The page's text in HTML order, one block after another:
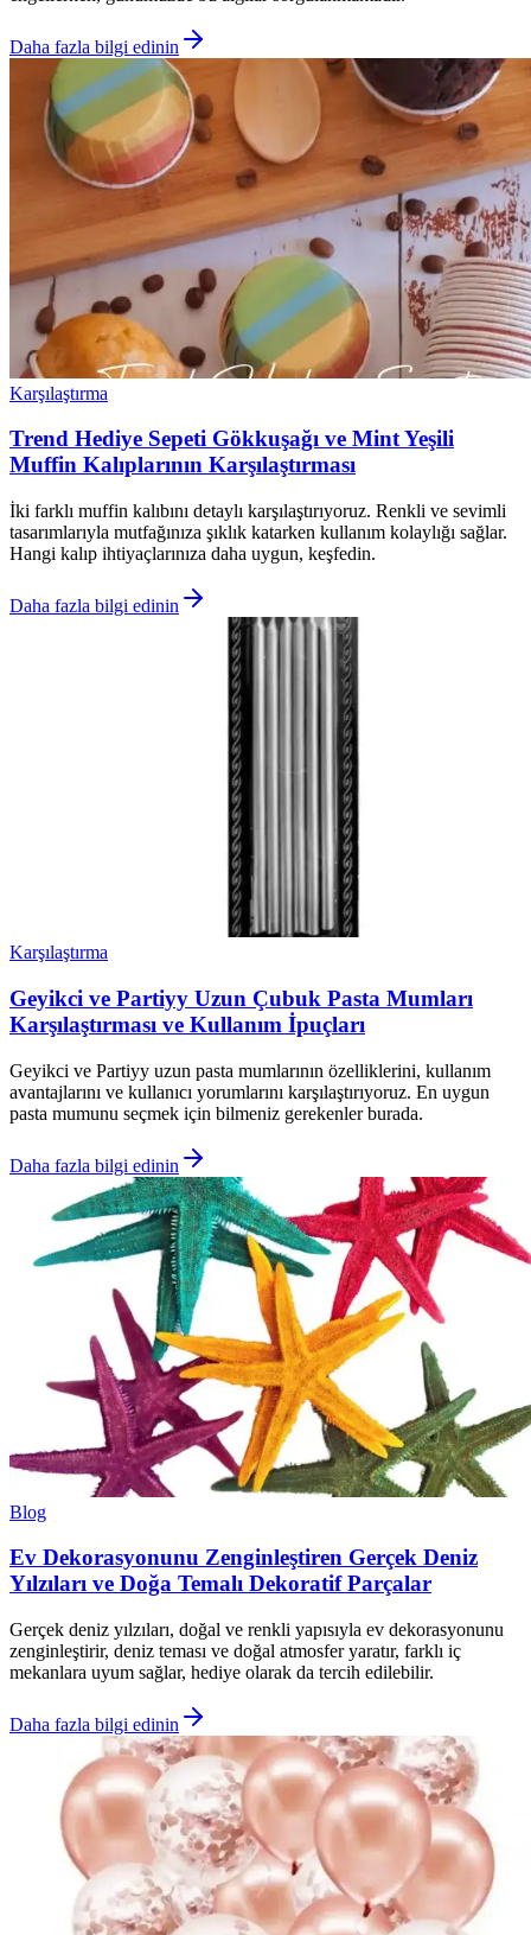
Daha fazla bilgi edinin
Karşılaştırma
Trend Hediye Sepeti Gökkuşağı ve Mint Yeşili
Muffin Kalıplarının Karşılaştırması
İki farklı muffin kalıbını detaylı karşılaştırıyoruz. Renkli ve sevimli
tasarımlarıyla mutfağınıza şıklık katarken kullanım kolaylığı sağlar.
Hangi kalıp ihtiyaçlarınıza daha uygun, keşfedin.
Daha fazla bilgi edinin
Karşılaştırma
Geyikci ve Partiyy Uzun Çubuk Pasta Mumları
Karşılaştırması ve Kullanım İpuçları
Geyikci ve Partiyy uzun pasta mumlarının özelliklerini, kullanım
avantajlarını ve kullanıcı yorumlarını karşılaştırıyoruz. En uygun
pasta mumunu seçmek için bilmeniz gerekenler burada.
Daha fazla bilgi edinin
Blog
Ev Dekorasyonunu Zenginleştiren Gerçek Deniz
Yılzıları ve Doğa Temalı Dekoratif Parçalar
Gerçek deniz yılzıları, doğal ve renkli yapısıyla ev dekorasyonunu
zenginleştirir, deniz teması ve doğal atmosfer yaratır, farklı iç
mekanlara uyum sağlar, hediye olarak da tercih edilebilir.
Daha fazla bilgi edinin